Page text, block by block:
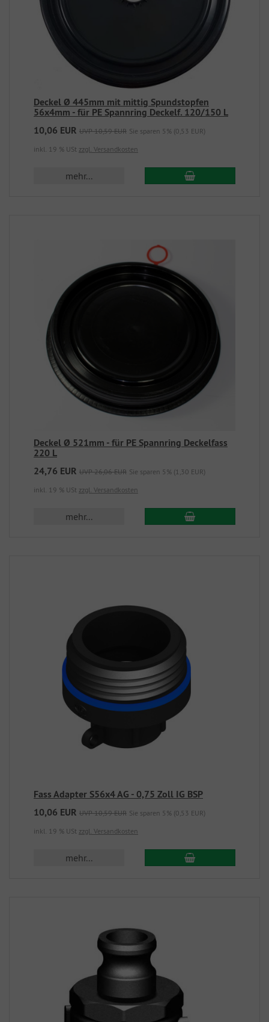
Deckel Ø 445mm mit mittig Spundstopfen
56x4mm - für PE Spannring Deckelf. 120/150 L
10,06 EUR UVP 10,59 EUR Sie sparen 5% (0,53 EUR)
inkl. 19 % USt zzgl. Versandkosten
mehr...
Deckel Ø 521mm - für PE Spannring Deckelfass
220 L
24,76 EUR UVP 26,06 EUR Sie sparen 5% (1,30 EUR)
inkl. 19 % USt zzgl. Versandkosten
mehr...
Fass Adapter S56x4 AG - 0,75 Zoll IG BSP
10,06 EUR UVP 10,59 EUR Sie sparen 5% (0,53 EUR)
inkl. 19 % USt zzgl. Versandkosten
mehr...